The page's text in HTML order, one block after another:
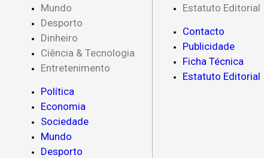
Mundo
Desporto
Dinheiro
Ciência & Tecnologia
Entretenimento
Política
Economia
Sociedade
Mundo
Desporto
Estatuto Editorial
Contacto
Publicidade
Ficha Técnica
Estatuto Editorial